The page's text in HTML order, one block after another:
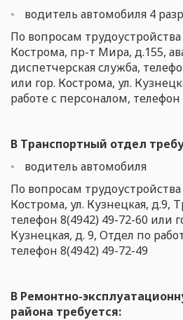
водитель автомобиля 4
По вопросам трудоустройства
Кострома, пр-т Мира, д.155,
диспетчерская служба,
или гор. Кострома, ул.
работе с персоналом, телефон
В Транспортный отдел
водитель автомобиля
По вопросам трудоустройства
Кострома, ул. Кузнецкая, д.9,
телефон 8(4942) 49-72-60 или
Кузнецкая, д. 9, Отдел по
телефон 8(4942) 49-72-49
В Ремонтно-
района требуется: